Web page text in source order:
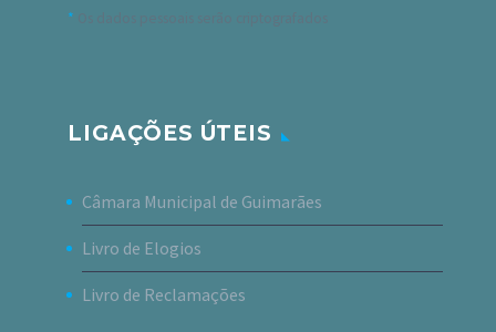
*
LIGAÇÕES ÚTEIS
Câmara Municipal de Guimarães
Livro de Elogios
Livro de Reclamações